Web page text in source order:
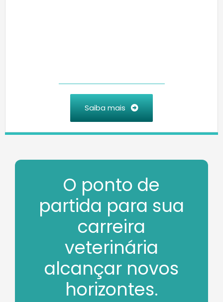
Saiba mais
O ponto de
partida para sua
carreira
veterinária
alcançar novos
horizontes.